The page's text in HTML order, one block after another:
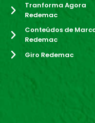
Tranforma Agora
Redemac
Conteúdos de
Redemac
Giro Redemac